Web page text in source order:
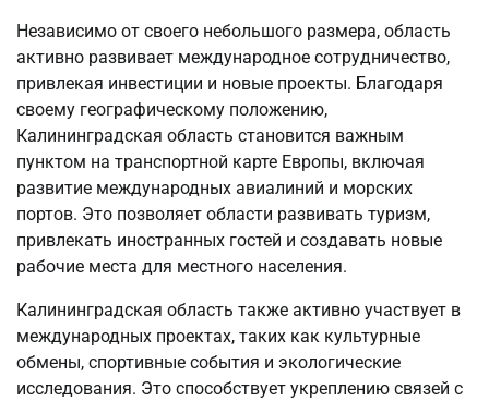
Независимо от своего небольшого размера, область
активно развивает международное сотрудничество,
привлекая инвестиции и новые проекты. Благодаря
своему географическому положению,
Калининградская область становится важным
пунктом на транспортной карте Европы, включая
развитие международных авиалиний и морских
портов. Это позволяет области развивать туризм,
привлекать иностранных гостей и создавать новые
рабочие места для местного населения.
Калининградская область также активно участвует в
международных проектах, таких как культурные
обмены, спортивные события и экологические
исследования. Это способствует укреплению связей с